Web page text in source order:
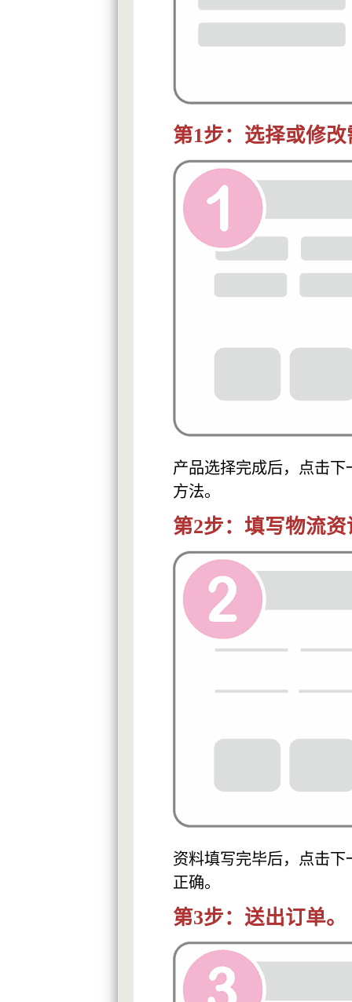
第1步：选择或修
产品选择完成后，点击
方法。
第2步：填写物流资
资料填写完毕后，点击
正确。
第3步：送出订单。